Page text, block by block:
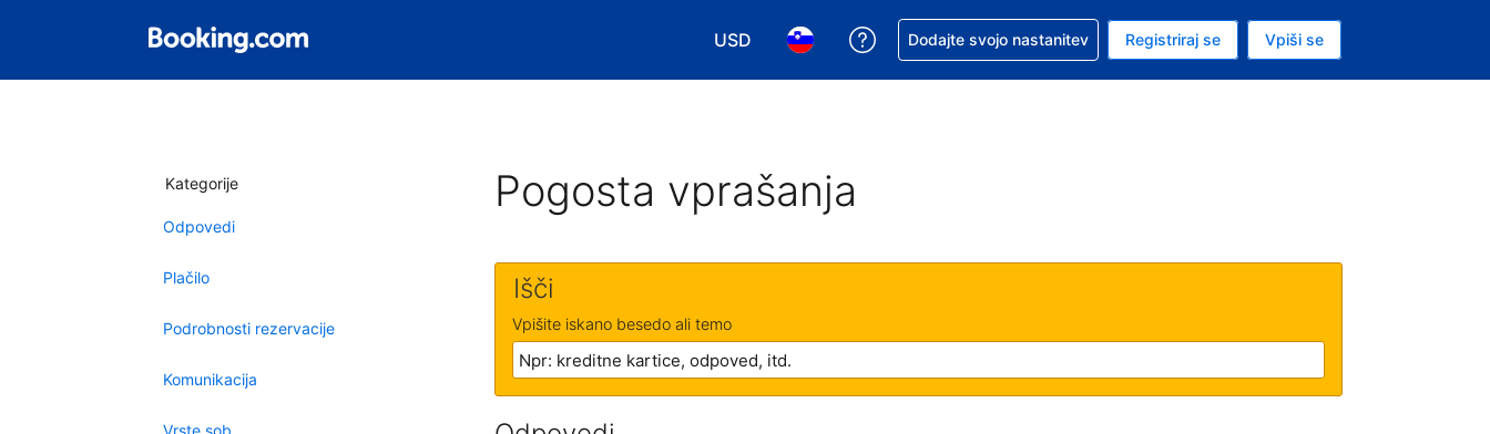
USD
Izbira valute. Vaša trenutna valuta je ameriški dolar
Izbira jezika. Vaš trenutni jezik je Slovenščini
Zaprosite za pomoč pri rezervaciji
Dodajte svojo nastanitev Registriraj se Vpiši se
Kategorije
Odpovedi
Plačilo
Podrobnosti rezervacije
Komunikacija
Vrste sob
Pogosta vprašanja
Išči
Vpišite iskano besedo ali temo